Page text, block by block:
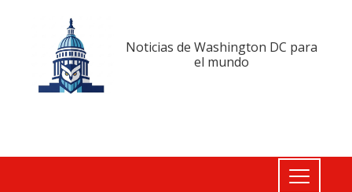
Noticias de Washington DC para
el mundo